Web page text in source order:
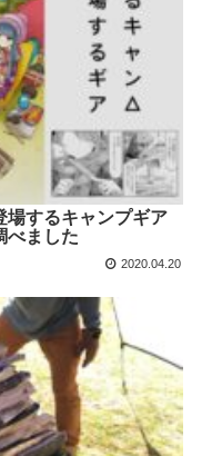
場するキャンプギア
べました
2020.04.20